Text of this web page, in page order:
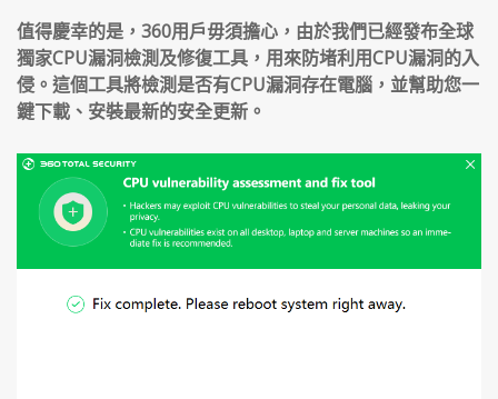
值得慶幸的是，360用戶毋須擔心，由於我們已經發布全球
獨家CPU漏洞檢測及修復工具，用來防堵利用CPU漏洞的入
侵。這個工具將檢測是否有CPU漏洞存在電腦，並幫助您一
鍵下載、安裝最新的安全更新。